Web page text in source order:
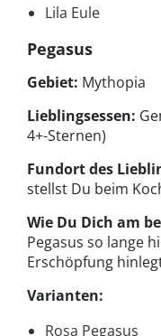
Lila Eule
Pegasus
Gebiet: Mythopia
Lieblingsessen:
4+-Sternen)
Fundort des
stellst Du beim
Wie Du Dich am
Pegasus so lange
Erschöpfung
Varianten:
Rosa Pegasus